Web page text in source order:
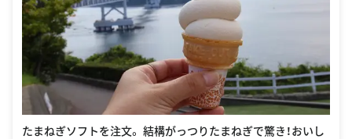
たまねぎソフトを注文。 結構がっつりたまねぎで驚き！おいし